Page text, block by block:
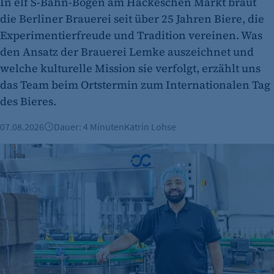
Cookie Laufzeit:
480 Tage
etracker Analytics
Name:
isSdEnabled
etracker GmbH
Zweck:
Erkennung, ob bei dem Besucher die
Cookie Laufzeit:
24 Std.
die Berliner Brauerei seit über 25 Jahren Biere, die
Experimentierfreude und Tradition vereinen. Was
den Ansatz der Brauerei Lemke auszeichnet und
welche kulturelle Mission sie verfolgt, erzählt uns
das Team beim Ortstermin zum Internationalen Tag
des Bieres.
07.08.2026 Dauer: 4 MinutenKatrin Lohse
kukki Cocktail – eine „Schnapsidee“ entpuppt sich als